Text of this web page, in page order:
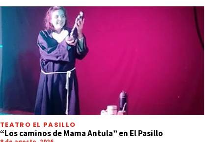
TEATRO EL PASILLO
“Los caminos de Mama Antula” en El Pasillo